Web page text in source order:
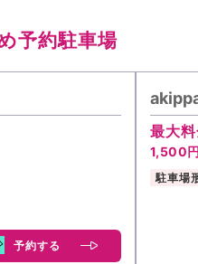
予約駐車場
予約する
最大
1,500
駐車場